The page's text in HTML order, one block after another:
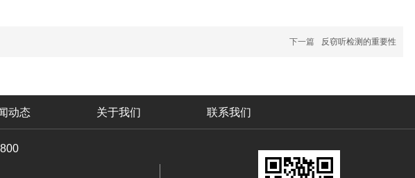
下一篇 反窃听检测的重要性
动态 关于我们 联系我们